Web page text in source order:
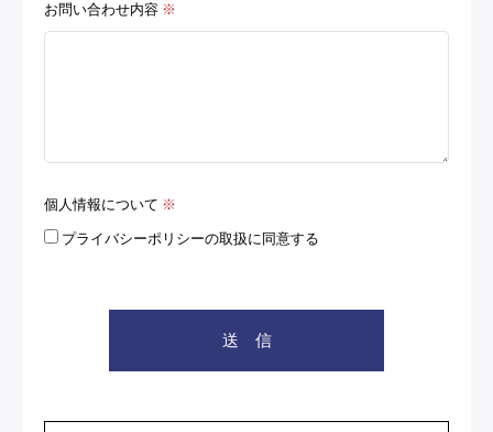
お問い合わせ内容 ※
個人情報について ※
プライバシーポリシーの取扱に同意する